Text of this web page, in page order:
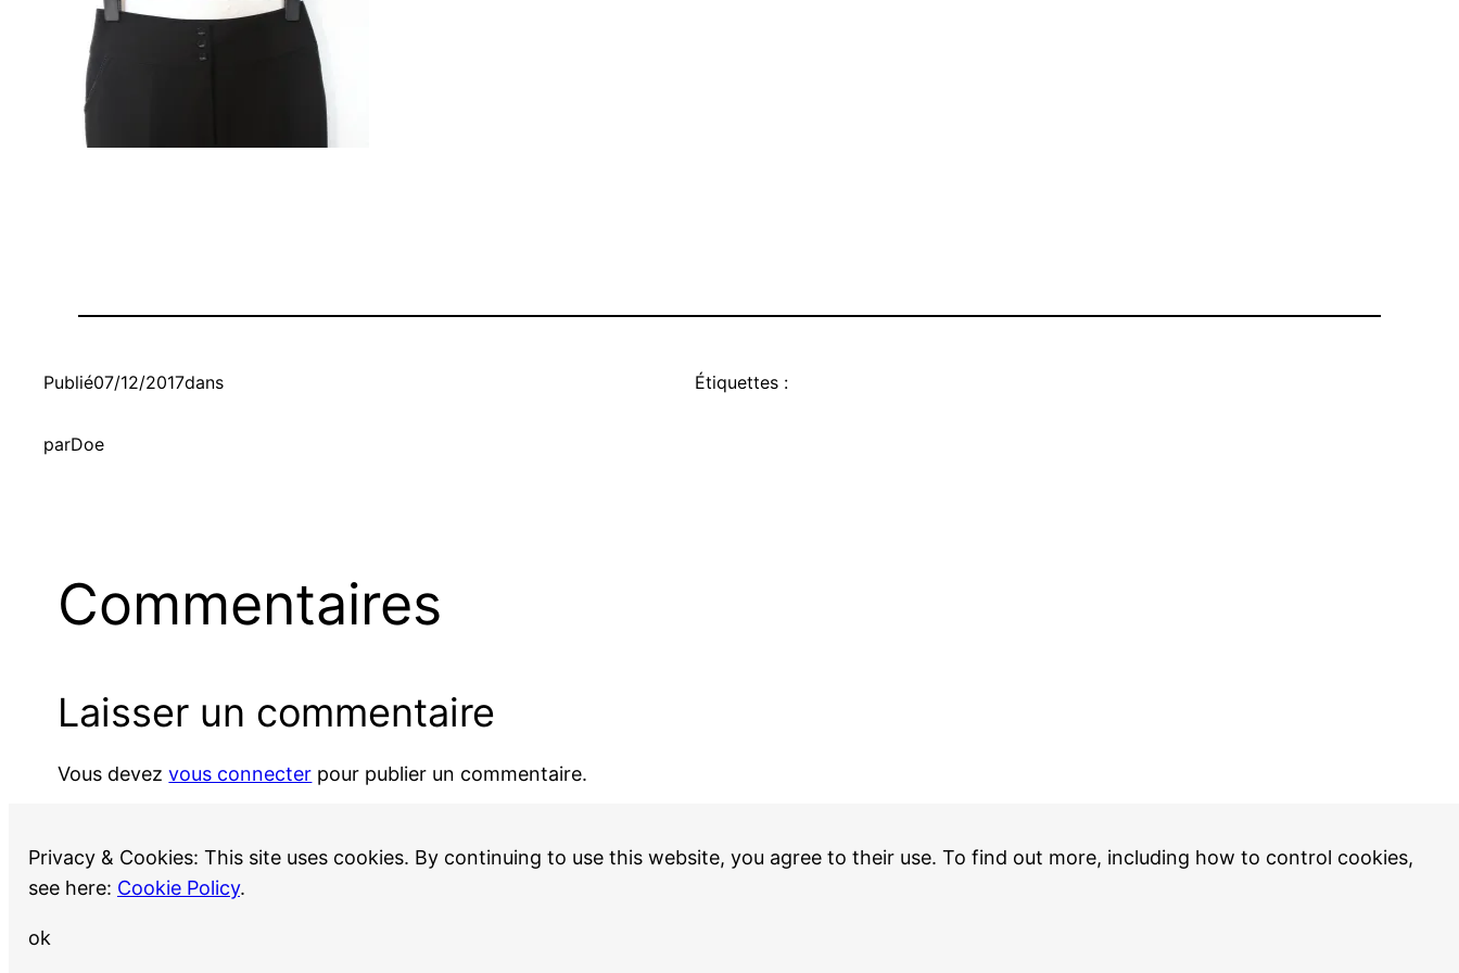
Publié07/12/2017dans
parDoe
Étiquettes :
Commentaires
Laisser un commentaire
Vous devezvous connecter pour publier un commentaire.
Privacy & Cookies: This site uses cookies. By continuing to use this website, you agree to their use. To find out more, including how to control cookies,
see here: Cookie Policy.
ok